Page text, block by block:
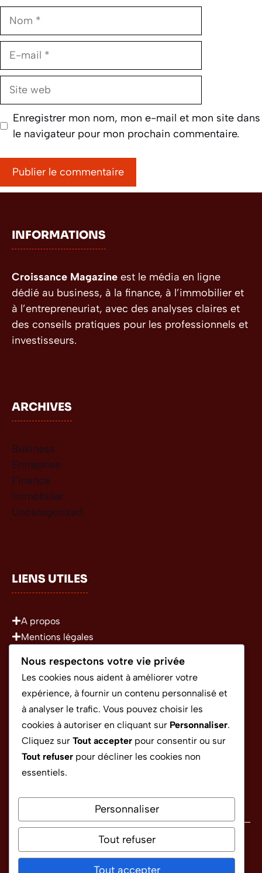
Nom
E-
Site
Enregistrer mon nom, mon e-mail et mon site dans
le navigateur pour mon prochain commentaire.
INFORMATIONS
Croissance Magazine est le média en ligne
dédié au business, à la finance, à l’immobilier et
à l’entrepreneuriat, avec des analyses claires et
des conseils pratiques pour les professionnels et
investisseurs.
ARCHIVES
Business
Entreprise
Finance
Immobilier
Uncategorized
LIENS UTILES
A propos
Mentions légales
Conditions Générales d’Utilisation
CONTACT
rapido.sponso@gmail.com
Politique de confidentialité
Conditions générales d'utilisation
Nous respectons votre vie privée
Les cookies nous aident à améliorer votre
expérience, à fournir un contenu personnalisé et
à analyser le trafic. Vous pouvez choisir les
cookies à autoriser en cliquant sur Personnaliser.
Cliquez sur Tout accepter pour consentir ou sur
Tout refuser pour décliner les cookies non
essentiels.
Personnaliser
Tout refuser
Tout accepter